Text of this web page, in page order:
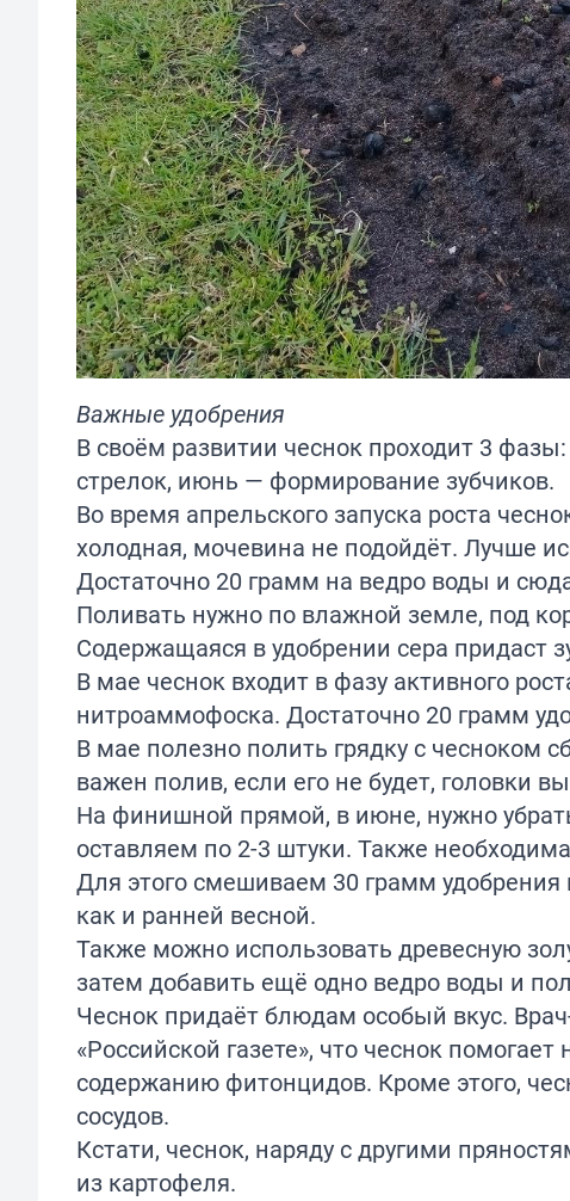
Важные удобрения
В своём развитии чеснок проходит 3
стрелок, июнь — формирование зубчиков.
Во время апрельского запуска роста
холодная, мочевина не подойдёт. Лучше
Достаточно 20 грамм на ведро воды и
Поливать нужно по влажной земле, под
Содержащаяся в удобрении сера придаст
В мае чеснок входит в фазу активного
нитроаммофоска. Достаточно 20 грамм
В мае полезно полить грядку с чесноком
важен полив, если его не будет, головки
На финишной прямой, в июне, нужно
оставляем по 2-3 штуки. Также
Для этого смешиваем 30 грамм
как и ранней весной.
Также можно использовать древесную
затем добавить ещё одно ведро воды и
Чеснок придаёт блюдам особый вкус.
«Российской газете», что чеснок
содержанию фитонцидов. Кроме этого,
сосудов.
Кстати, чеснок, наряду с другими
из картофеля.